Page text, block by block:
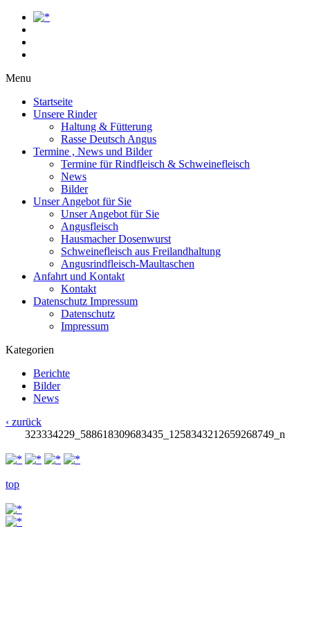
Menu
Startseite
Unsere Rinder
Haltung & Fütterung
Rasse Deutsch Angus
Termine , News und Bilder
Termine für Rindfleisch & Schweinefleisch
News
Bilder
Unser Angebot für Sie
Unser Angebot für Sie
Angusfleisch
Hausmacher Dosenwurst
Schweinefleisch aus Freilandhaltung
Angusrindfleisch-Maultaschen
Anfahrt und Kontakt
Kontakt
Datenschutz Impressum
Datenschutz
Impressum
Kategorien
Berichte
Bilder
News
‹ zurück
323334229_588618309683435_1258343212659268749_n
top